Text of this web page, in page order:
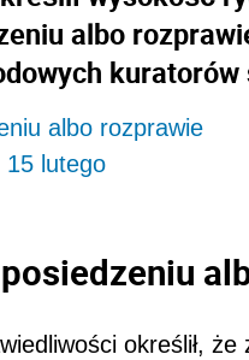
albo
kuratorów
albo rozprawie
15 lutego
posiedzeniu
określił,